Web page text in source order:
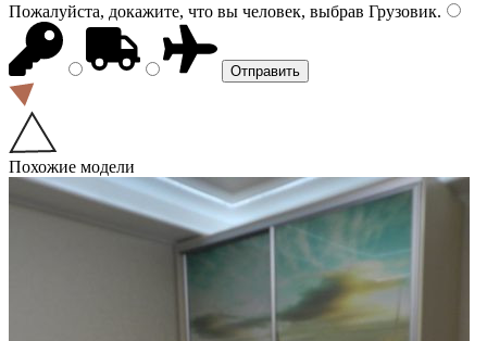
Пожалуйста, докажите, что вы человек, выбрав Грузовик.
Похожие модели